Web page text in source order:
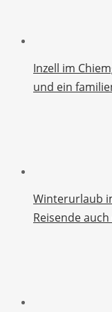
Inzell im
und ein
Winterurlaub
Reisende